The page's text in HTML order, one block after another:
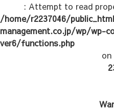
: Attempt to read
/home/r2237046/
management.co.jp/wp/wp-
ver6/functions.php
on